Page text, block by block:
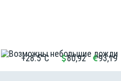
+28.5°C 80,92 93,19